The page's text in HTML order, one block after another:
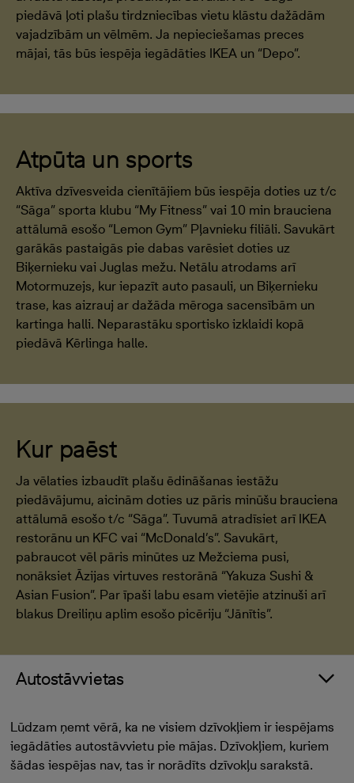
piedāvā ļoti plašu tirdzniecības vietu klāstu dažādām
vajadzībām un vēlmēm. Ja nepieciešamas preces
mājai, tās būs iespēja iegādāties IKEA un “Depo”.
Atpūta un sports
Aktīva dzīvesveida cienītājiem būs iespēja doties uz t/c
“Sāga” sporta klubu “My Fitness” vai 10 min brauciena
attālumā esošo “Lemon Gym” Pļavnieku filiāli. Savukārt
garākās pastaigās pie dabas varēsiet doties uz
Biķernieku vai Juglas mežu. Netālu atrodams arī
Motormuzejs, kur iepazīt auto pasauli, un Biķernieku
trase, kas aizrauj ar dažāda mēroga sacensībām un
kartinga halli. Neparastāku sportisko izklaidi kopā
piedāvā Kērlinga halle.
Kur paēst
Ja vēlaties izbaudīt plašu ēdināšanas iestāžu
piedāvājumu, aicinām doties uz pāris minūšu brauciena
attālumā esošo t/c “Sāga”. Tuvumā atradīsiet arī IKEA
restorānu un KFC vai “McDonald’s”. Savukārt,
pabraucot vēl pāris minūtes uz Mežciema pusi,
nonāksiet Āzijas virtuves restorānā “Yakuza Sushi &
Asian Fusion”. Par īpaši labu esam vietējie atzinuši arī
blakus Dreiliņu aplim esošo picēriju “Jānītis”.
Autostāvvietas
Lūdzam ņemt vērā, ka ne visiem dzīvokļiem ir iespējams
iegādāties autostāvvietu pie mājas. Dzīvokļiem, kuriem
šādas iespējas nav, tas ir norādīts dzīvokļu sarakstā.